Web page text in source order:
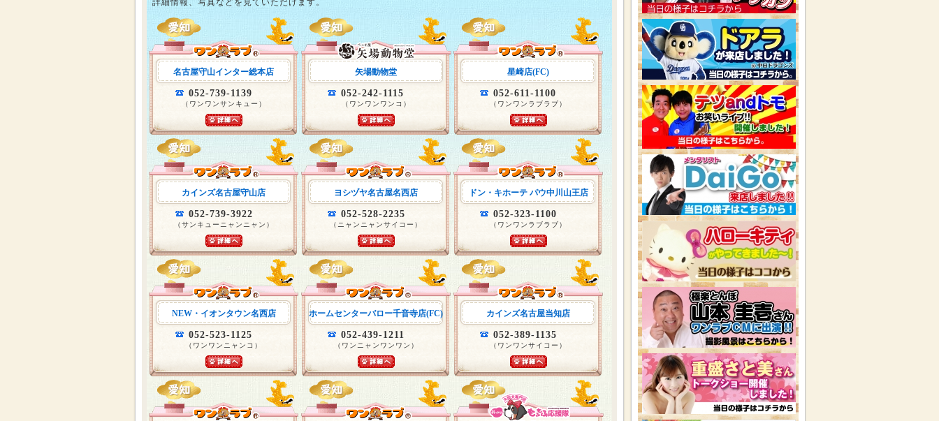
詳細情報、写真などを見ていただけます。
名古屋守山インター総本店
052-739-1139
（ワンワンサンキュー）
矢場動物堂
052-242-1115
（ワンワンワンコ）
星崎店(FC)
052-611-1100
（ワンワンラブラブ）
カインズ名古屋守山店
052-739-3922
（サンキューニャンニャン）
ヨシヅヤ名古屋名西店
052-528-2235
（ニャンニャンサイコー）
ドン・キホーテ パウ中川山王店
052-323-1100
（ワンワンラブラブ）
NEW・イオンタウン名西店
052-523-1125
（ワンワンニャンコ）
ホームセンターバロー千音寺店(FC)
052-439-1211
（ワンニャンワンワン）
カインズ名古屋当知店
052-389-1135
（ワンワンサイコー）